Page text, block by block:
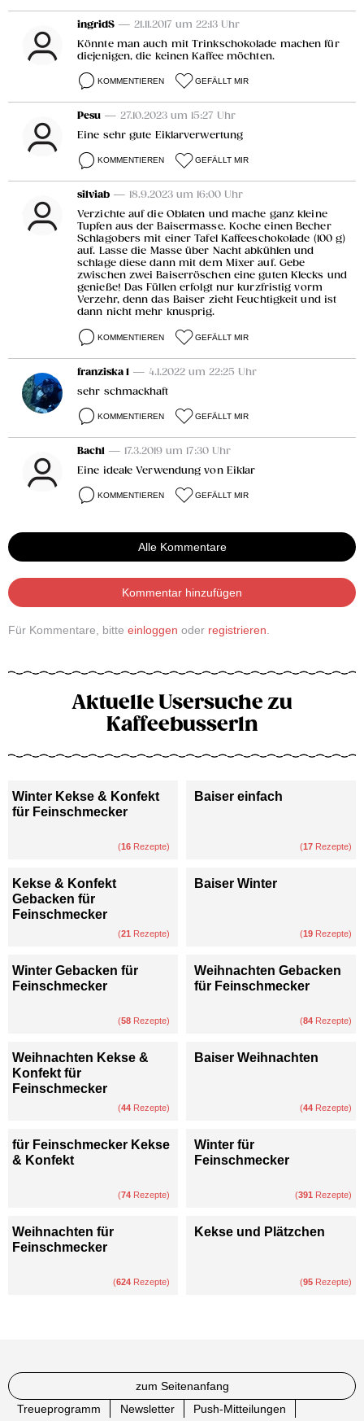
ingridS — 21.11.2017 um 22:13 Uhr
Könnte man auch mit Trinkschokolade machen für
diejenigen, die keinen Kaffee möchten.
KOMMENTIEREN GEFÄLLT MIR
Pesu — 27.10.2023 um 15:27 Uhr
Eine sehr gute Eiklarverwertung
KOMMENTIEREN GEFÄLLT MIR
silviab — 18.9.2023 um 16:00 Uhr
Verzichte auf die Oblaten und mache ganz kleine
Tupfen aus der Baisermasse. Koche einen Becher
Schlagobers mit einer Tafel Kaffeeschokolade (100 g)
auf. Lasse die Masse über Nacht abkühlen und
schlage diese dann mit dem Mixer auf. Gebe
zwischen zwei Baiserröschen eine guten Klecks und
genieße! Das Füllen erfolgt nur kurzfristig vorm
Verzehr, denn das Baiser zieht Feuchtigkeit und ist
dann nicht mehr knusprig.
KOMMENTIEREN GEFÄLLT MIR
franziska 1 — 4.1.2022 um 22:25 Uhr
sehr schmackhaft
KOMMENTIEREN GEFÄLLT MIR
Bachl — 17.3.2019 um 17:30 Uhr
Eine ideale Verwendung von Eiklar
KOMMENTIEREN GEFÄLLT MIR
Alle Kommentare
Kommentar hinzufügen
Für Kommentare, bitte einloggen oder registrieren
Aktuelle Usersuche zu
Kaffeebusserln
Winter Kekse & Konfekt
für Feinschmecker
(16 Rezepte)
Baiser einfach
(17 Rezepte)
Kekse & Konfekt
Gebacken für
Feinschmecker
(21 Rezepte)
Baiser Winter
(19 Rezepte)
Winter Gebacken für
Feinschmecker
(58 Rezepte)
Weihnachten Gebacken
für Feinschmecker
(84 Rezepte)
Weihnachten Kekse &
Konfekt für
Feinschmecker
(44 Rezepte)
Baiser Weihnachten
(44 Rezepte)
für Feinschmecker Kekse
& Konfekt
(74 Rezepte)
Winter für
Feinschmecker
(391 Rezepte)
Weihnachten für
Feinschmecker
(624 Rezepte)
Kekse und Plätzchen
(95 Rezepte)
zum Seitenanfang
Treueprogramm
Newsletter
Push-Mitteilungen